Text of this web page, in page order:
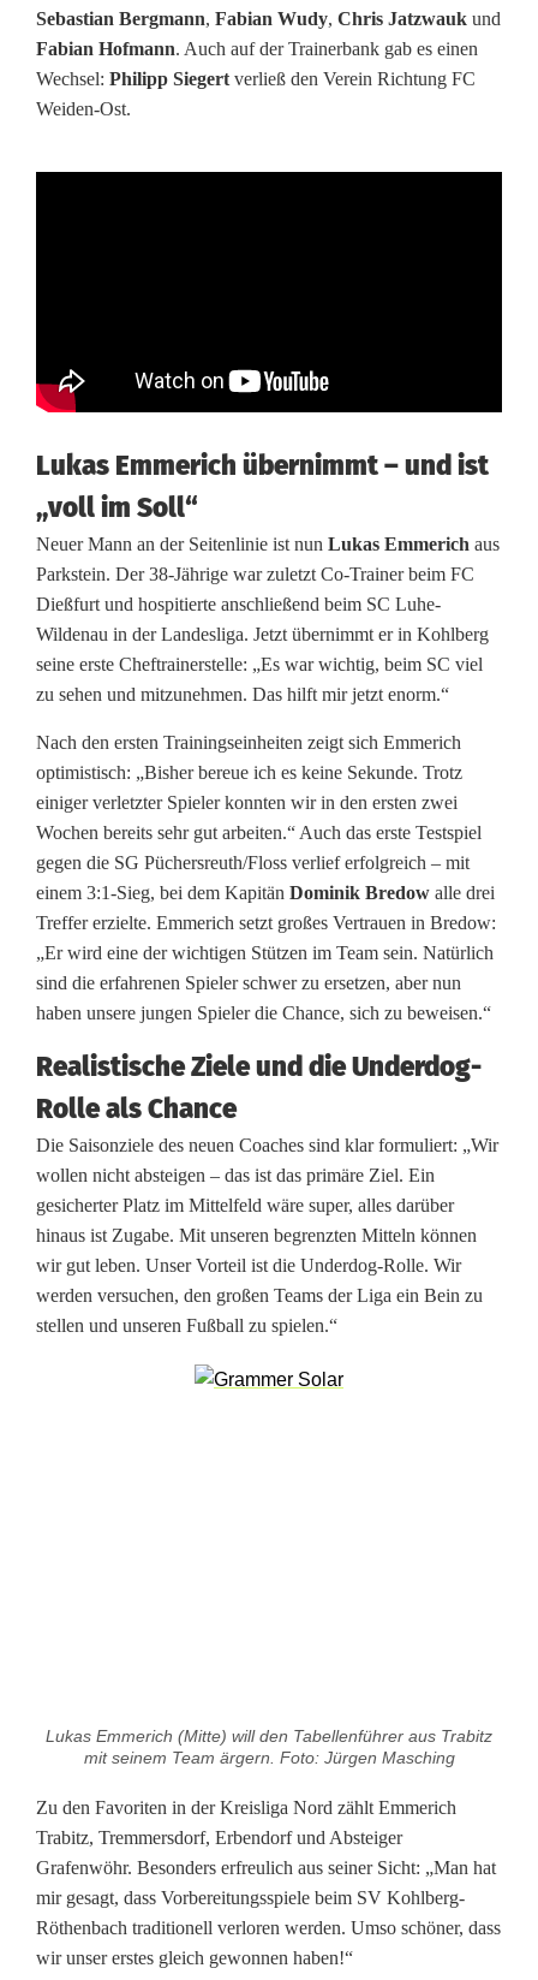
t
h
e
k
h
r
t
i
n
d
e
n
N
o
r
d
e
n
z
u
r
ü
c
m
i
t
n
Sebastian Bergmann, Fabian Wudy, Chris Jatzwauk und
Fabian Hofmann. Auch auf der Trainerbank gab es einen
Wechsel: Philipp Siegert verließ den Verein Richtung FC
Weiden-Ost.
Lukas Emmerich übernimmt – und ist
„voll im Soll“
Neuer Mann an der Seitenlinie ist nun Lukas Emmerich aus
Parkstein. Der 38-Jährige war zuletzt Co-Trainer beim FC
Dießfurt und hospitierte anschließend beim SC Luhe-
Wildenau in der Landesliga. Jetzt übernimmt er in Kohlberg
seine erste Cheftrainerstelle: „Es war wichtig, beim SC viel
zu sehen und mitzunehmen. Das hilft mir jetzt enorm.“
Nach den ersten Trainingseinheiten zeigt sich Emmerich
optimistisch: „Bisher bereue ich es keine Sekunde. Trotz
einiger verletzter Spieler konnten wir in den ersten zwei
Wochen bereits sehr gut arbeiten.“ Auch das erste Testspiel
gegen die SG Püchersreuth/Floss verlief erfolgreich – mit
einem 3:1-Sieg, bei dem Kapitän Dominik Bredow alle drei
Treffer erzielte. Emmerich setzt großes Vertrauen in Bredow:
„Er wird eine der wichtigen Stützen im Team sein. Natürlich
sind die erfahrenen Spieler schwer zu ersetzen, aber nun
haben unsere jungen Spieler die Chance, sich zu beweisen.“
Realistische Ziele und die Underdog-
Rolle als Chance
Die Saisonziele des neuen Coaches sind klar formuliert: „Wir
wollen nicht absteigen – das ist das primäre Ziel. Ein
gesicherter Platz im Mittelfeld wäre super, alles darüber
hinaus ist Zugabe. Mit unseren begrenzten Mitteln können
wir gut leben. Unser Vorteil ist die Underdog-Rolle. Wir
werden versuchen, den großen Teams der Liga ein Bein zu
stellen und unseren Fußball zu spielen.“
Lukas Emmerich (Mitte) will den Tabellenführer aus Trabitz
mit seinem Team ärgern. Foto: Jürgen Masching
Zu den Favoriten in der Kreisliga Nord zählt Emmerich
Trabitz, Tremmersdorf, Erbendorf und Absteiger
Grafenwöhr. Besonders erfreulich aus seiner Sicht: „Man hat
mir gesagt, dass Vorbereitungsspiele beim SV Kohlberg-
Röthenbach traditionell verloren werden. Umso schöner, dass
wir unser erstes gleich gewonnen haben!“